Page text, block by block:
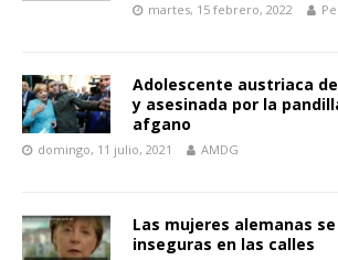
martes, 15 febrero, 2022
Adolescente austriaca
y asesinada por la
afgano
domingo, 11 julio, 2021 AMDG
Las mujeres alemanas
inseguras en las calles